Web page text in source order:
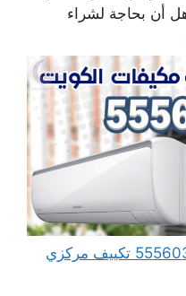
أن بحاجة لشراء
فني تكييف وتبريد الرميثية 55560390 تكييف مركزي